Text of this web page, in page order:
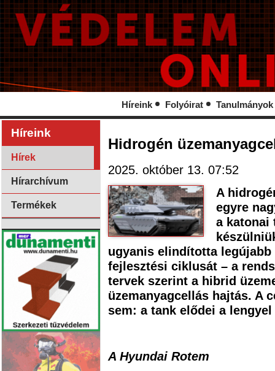
Híreink Folyóirat Tanulmányok
Híreink
Hírek
Hírarchívum
Termékek
Hidrogén
2025. október 13. 07:52
A
egyre
a katonai
ugyanis elindította
fejlesztési ciklusát – a
tervek szerint a hibrid
üzemanyagcellás hajtás. A
sem: a tank elődei a
A Hyundai Rotem